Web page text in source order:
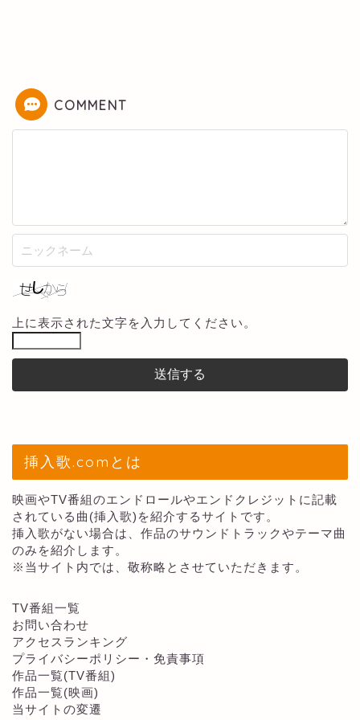
COMMENT
上に表示された文字を入力してください。
挿入歌.comとは
映画やTV番組のエンドロールやエンドクレジットに記載
されている曲(挿入歌)を紹介するサイトです。
挿入歌がない場合は、作品のサウンドトラックやテーマ曲
のみを紹介します。
※当サイト内では、敬称略とさせていただきます。
TV番組一覧
お問い合わせ
アクセスランキング
プライバシーポリシー・免責事項
作品一覧(TV番組)
作品一覧(映画)
当サイトの変遷